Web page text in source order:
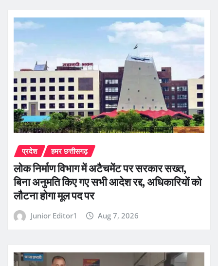
प्रदेश हमर छत्तीसगढ़
लोक निर्माण विभाग में अटैचमेंट पर सरकार सख्त,
बिना अनुमति किए गए सभी आदेश रद्द, अधिकारियों को
लौटना होगा मूल पद पर
Junior Editor1 Aug 7, 2026